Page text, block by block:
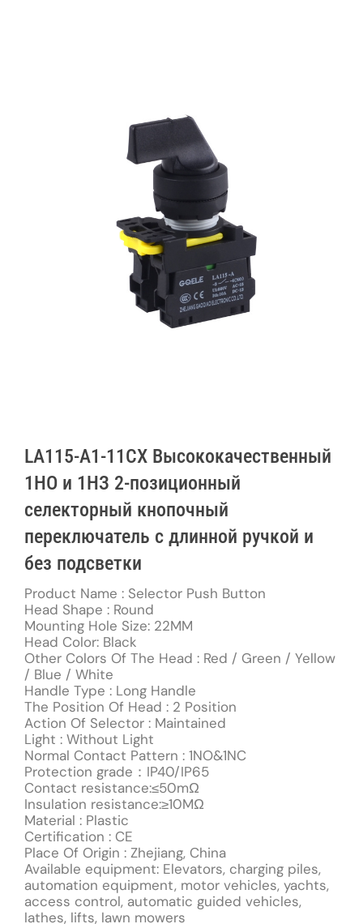
LA115-A1-11CX Высококачественный
1НО и 1НЗ 2-позиционный
селекторный кнопочный
переключатель с длинной ручкой и
без подсветки
Product Name : Selector Push Button
Head Shape : Round
Mounting Hole Size: 22MM
Head Color: Black
Other Colors Of The Head : Red / Green / Yellow
/ Blue / White
Handle Type : Long Handle
The Position Of Head : 2 Position
Action Of Selector : Maintained
Light : Without Light
Normal Contact Pattern : 1NO&1NC
Protection grade：IP40/IP65
Contact resistance:≤50mΩ
Insulation resistance:≥10MΩ
Material : Plastic
Certification : CE
Place Of Origin : Zhejiang, China
Available equipment: Elevators, charging piles,
automation equipment, motor vehicles, yachts,
access control, automatic guided vehicles,
lathes, lifts, lawn mowers